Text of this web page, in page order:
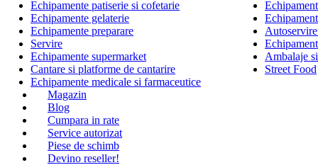
Echipamente patiserie si cofetarie
Echipamente gelaterie
Echipamente preparare
Servire
Echipamente supermarket
Ambalaje
Cantare si platforme de cantarire
Street Food
Echipamente medicale si farmaceutice
Magazin
Blog
Cumpara in rate
Service autorizat
Piese de schimb
Devino reseller!